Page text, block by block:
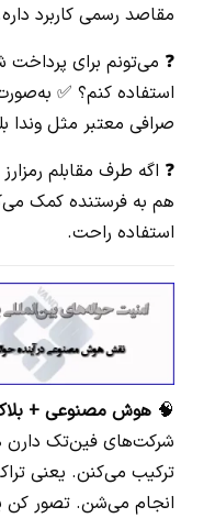
مقاصد رسمی کاربرد
❓ می‌تونم برای پرداخت
استفاده کنم؟ ✅
صرافی معتبر مثل وندا
❓ اگه طرف مقابلم
هم به فرستنده کمک
استفاده راحت.
🧠 هوش مصنوعی +
شرکت‌های فین‌تک
ترکیب می‌کنن. یعنی
انجام می‌شن. تصور کن